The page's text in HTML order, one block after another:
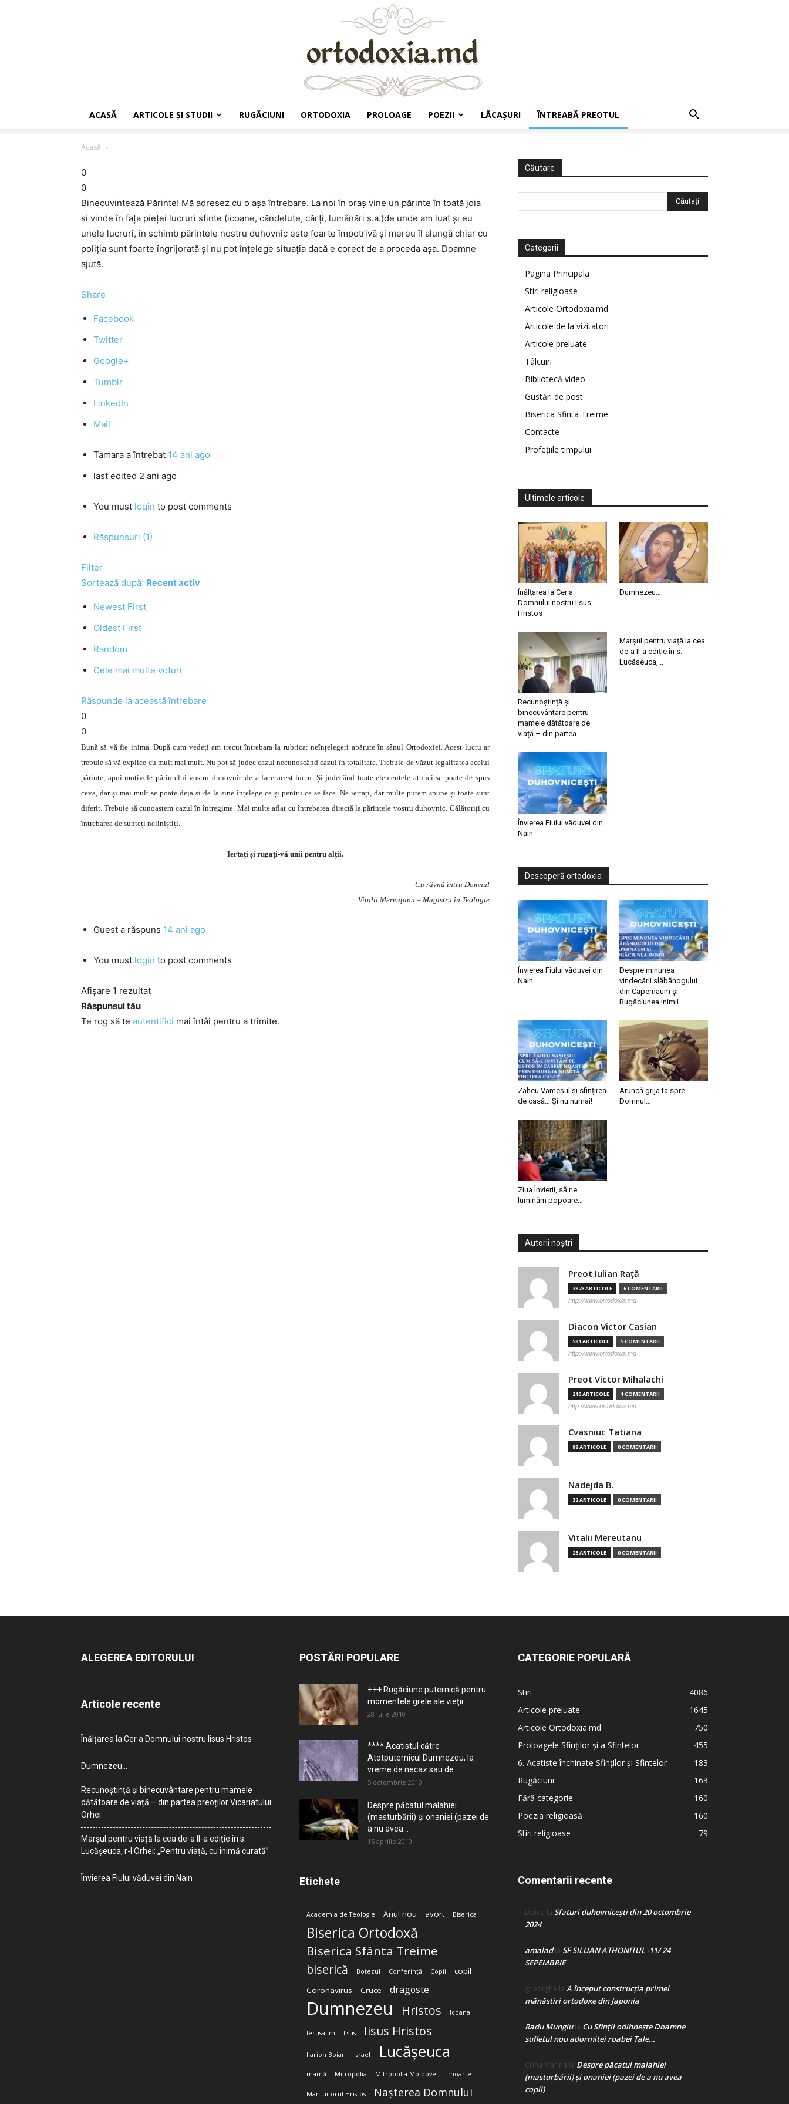
ACASĂ ARTICOLE ŞI STUDII RUGĂCIUNI ORTODOXIA PROLOAGE POEZII LĂCAŞURI ÎNTREABĂ PREOTUL
Acasă
0
0
Binecuvintează Părinte! Mă adresez cu o așa întrebare. La noi în oraș vine un părinte în toată joia
și vinde în fața pieței lucruri sfinte (icoane, căndeluțe, cărți, lumânări ș.a.)de unde am luat și eu
unele lucruri, în schimb părintele nostru duhovnic este foarte împotrivă și mereu îl alungă chiar cu
poliția sunt foarte îngrijorată și nu pot înțelege situația dacă e corect de a proceda așa. Doamne
ajută.
Share
Facebook
Twitter
Google+
Tumblr
LinkedIn
Mail
Tamara a întrebat 14 ani ago
last edited 2 ani ago
You must login to post comments
Răspunsuri (1)
Filter
Sortează după: Recent activ
Newest First
Oldest First
Random
Cele mai multe voturi
Răspunde la această întrebare
0
0
Bună să vă fie inima. După cum vedeți am trecut întrebara la rubrica: neînțelegeri apărute în sânul Ortodoxiei. Acest lucru ar
trebuie să vă explice cu mult mai mult. Nu pot să judec cazul necunoscând cazul în totalitate. Trebuie de văzut legalitatea acelui
părinte, apoi motivele părintelui vostru duhovnic de a face acest lucru. Și judecând toate elementele atunci se poate de spus
ceva, dar și mai mult se poate deja și de la sine înțelege ce și pentru ce se face. Ne iertați, dar multe putem spune și toate sunt
diferit. Trebuie să cunoaștem cazul în întregime. Mai multe aflat cu întrebarea directă la părintele vostru duhovnic. Călătoriți cu
întrebarea de sunteți neliniștiți.
Iertați și rugați-vă unii pentru alții.
Cu râvnă întru Domnul
Vitalii Mereuţanu – Magistru în Teologie
Guest a răspuns 14 ani ago
You must login to post comments
Afișare 1 rezultat
Răspunsul tău
Te rog să te autentifici mai întâi pentru a trimite.
Căutare
Categorii
Pagina Principala
Știri religioase
Articole Ortodoxia.md
Articole de la vizitatori
Articole preluate
Tâlcuiri
Bibliotecă video
Gustări de post
Biserica Sfinta Treime
Contacte
Profețiile timpului
Ultimele articole
Înălțarea la Cer a
Domnului nostru Iisus
Hristos
Dumnezeu…
Recunoștință și
binecuvântare pentru
mamele dătătoare de
viață – din partea...
Marșul pentru viață la cea
de-a II-a ediție în s.
Lucășeuca,...
Învierea Fiului văduvei din
Nain
Descoperă ortodoxia
Învierea Fiului văduvei din
Nain
Despre minunea
vindecării slăbănogului
din Capernaum și
Rugăciunea inimii
Zaheu Vameșul și sfințirea
de casă… Și nu numai!
Aruncă grija ta spre
Domnul…
Ziua Învierii, să ne
luminăm popoare…
Autorii noștri
Preot Iulian Raţă
3878 ARTICOLE 6 COMENTARII
http://www.ortodoxia.md
Diacon Victor Casian
581 ARTICOLE 5 COMENTARII
http://www.ortodoxia.md
Preot Victor Mihalachi
210 ARTICOLE 1 COMENTARII
http://www.ortodoxia.md
Cvasniuc Tatiana
88 ARTICOLE 0 COMENTARII
Nadejda B.
32 ARTICOLE 0 COMENTARII
Vitalii Mereutanu
23 ARTICOLE 0 COMENTARII
ALEGEREA EDITORULUI
Articole recente
Înălțarea la Cer a Domnului nostru Iisus Hristos
Dumnezeu…
Recunoștință și binecuvântare pentru mamele
dătătoare de viață – din partea preoților Vicariatului
Orhei
Marșul pentru viață la cea de-a II-a ediție în s.
Lucășeuca, r-l Orhei: „Pentru viață, cu inimă curată”
Învierea Fiului văduvei din Nain
POSTĂRI POPULARE
+++ Rugăciune puternică pentru
momentele grele ale vieţii
28 iulie 2010
**** Acatistul către
Atotputernicul Dumnezeu, la
vreme de necaz sau de...
5 octombrie 2010
Despre păcatul malahiei
(masturbării) şi onaniei (pazei de
a nu avea...
15 aprilie 2010
Etichete
Academia de Teologie Anul nou avort Biserica
Biserica Ortodoxă
Biserica Sfânta Treime
biserică Botezul Conferință Copii
copil
Coronavirus
Cruce dragoste
Dumnezeu Hristos Icoana
Ierusalim Iisus Iisus Hristos
Ilarion Boian Israel Lucășeuca
mamă Mitropolia Mitropolia Moldovei; moarte
Mântuitorul Hristos Nașterea Domnului
CATEGORIE POPULARĂ
Stiri
4086
Articole preluate
1645
Articole Ortodoxia.md
750
Proloagele Sfinților și a Sfintelor
455
6. Acatiste închinate Sfinților și Sfintelor
183
Rugăciuni
163
Fără categorie
160
Poezia religioasă
160
Stiri religioase
79
Comentarii recente
Doina la Sfaturi duhovnicești din 20 octombrie
2024
amaladla SF SILUAN ATHONITUL -11/ 24
SEPEMBRIE
gheorghe la A început construcţia primei
mănăstiri ortodoxe din Japonia
Radu Mungiula Cu Sfinții odihnește Doamne
sufletul nou adormitei roabei Tale…
Crina Marina la Despre păcatul malahiei
(masturbării) şi onaniei (pazei de a nu avea
copii)